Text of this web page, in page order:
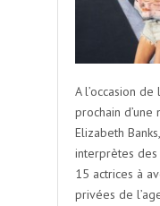
A l’occasion
prochain
Elizabeth
interprètes des
15 actrices à
privées de